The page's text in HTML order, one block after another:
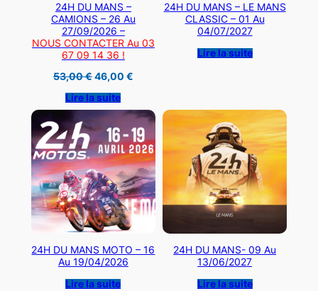
24H DU MANS –
CAMIONS – 26 Au
27/09/2026 –
NOUS CONTACTER Au 03
67 09 14 36 !
53,00€Le
prix
initial
était :
53,00 €.
46,00 €Le
46,00 €.
Lire la suite
24H DU MANS – LE MANS
CLASSIC – 01 Au
04/07/2027
Lire la suite
24H DU MANS MOTO – 16
Au 19/04/2026
Lire la suite
24H DU MANS- 09 Au
13/06/2027
Lire la suite